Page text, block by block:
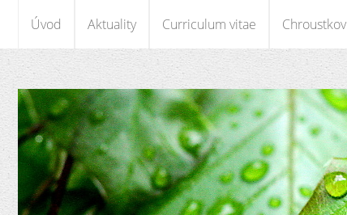
Úvod Aktuality Curriculum vitae Chroustkov